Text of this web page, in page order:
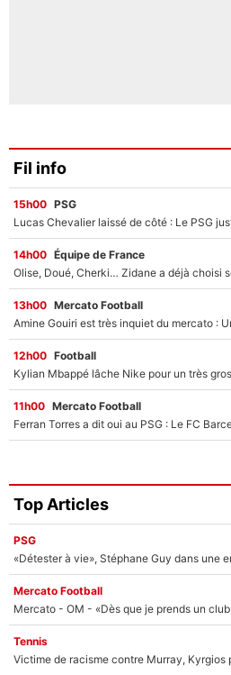
Fil info
15h00 PSG
14h00 Équipe de France
13h00 Mercato Football
12h00 Football
11h00 Mercato Football
Top Articles
PSG
«Détester à vie», Stéphane Guy dans une
Mercato Football
Tennis